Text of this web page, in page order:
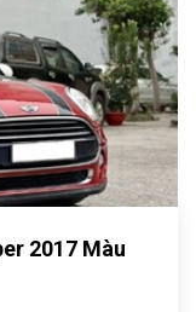
2017 Màu